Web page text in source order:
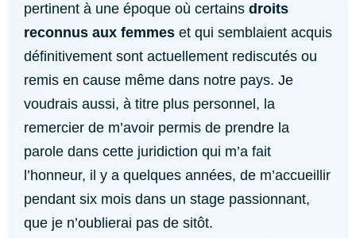
pertinent à une époque où certains droits
reconnus aux femmes et qui semblaient acquis
définitivement sont actuellement rediscutés ou
remis en cause même dans notre pays. Je
voudrais aussi, à titre plus personnel, la
remercier de m’avoir permis de prendre la
parole dans cette juridiction qui m’a fait
l’honneur, il y a quelques années, de m’accueillir
pendant six mois dans un stage passionnant,
que je n’oublierai pas de sitôt.